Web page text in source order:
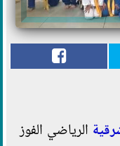
الرياضي الفوز